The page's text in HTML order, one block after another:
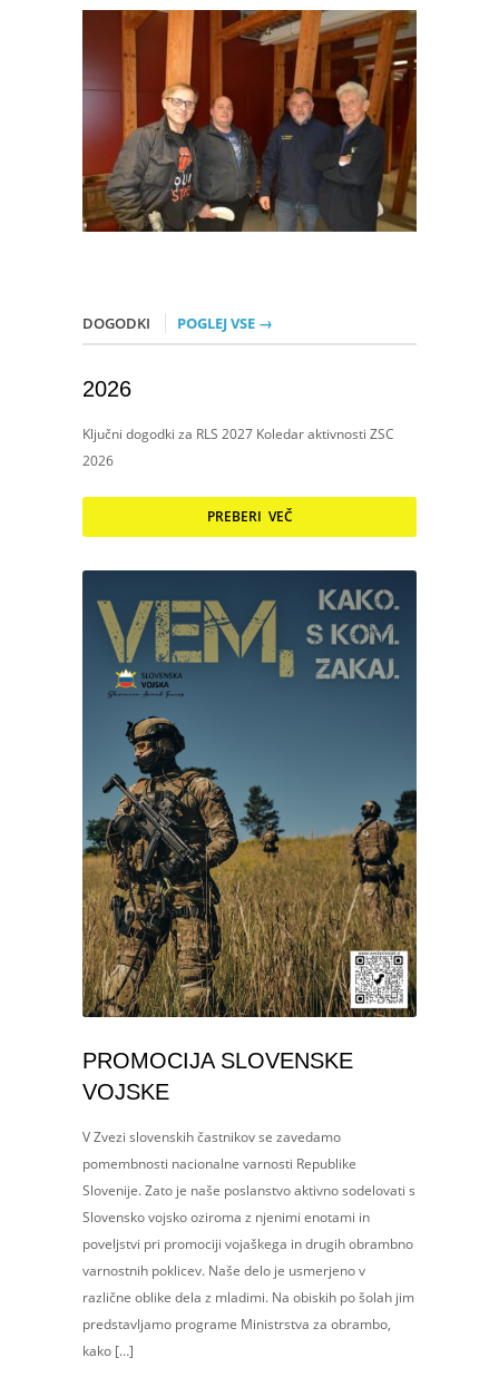
DOGODKI POGLEJ VSE →
2026
Ključni dogodki za RLS 2027 Koledar aktivnosti ZSC
2026
PREBERI VEČ
PROMOCIJA SLOVENSKE
VOJSKE
V Zvezi slovenskih častnikov se zavedamo
pomembnosti nacionalne varnosti Republike
Slovenije. Zato je naše poslanstvo aktivno sodelovati s
Slovensko vojsko oziroma z njenimi enotami in
poveljstvi pri promociji vojaškega in drugih obrambno
varnostnih poklicev. Naše delo je usmerjeno v
različne oblike dela z mladimi. Na obiskih po šolah jim
predstavljamo programe Ministrstva za obrambo,
kako […]